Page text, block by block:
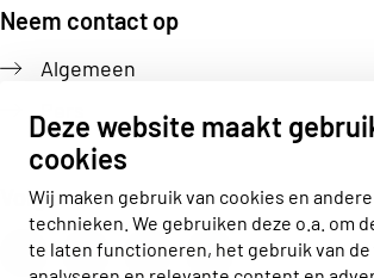
Deze website maakt
cookies
Wij maken gebruik van cookies en
technieken. We gebruiken deze o.a. om
te laten functioneren, het gebruik van
Neem contact op
Algemeen
Pers
Volg ons
Actiz linkedin
Actiz instagram
Actiz youtube
Actiz facebook